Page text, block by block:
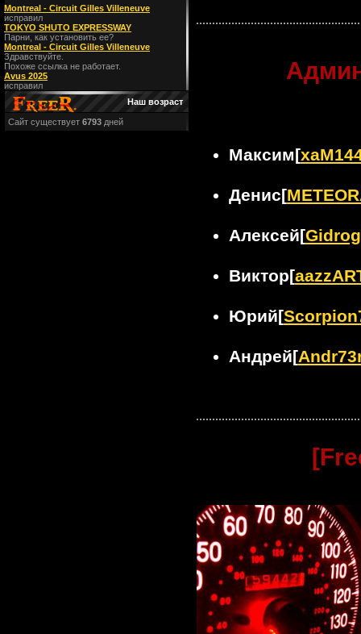
Montreal - Circuit Gilles Villeneuve
исправил
TOKYO SHUTO EXPRESSWAY
Парни, как установить ее?
Montreal - Circuit Gilles Villeneuve
Здравствуйте.
Похоже ссылка не работает.
Avus 2025
исправил
Наш возраст
Сайт существует 6793 дней
Максим[
Денис[
Алексей[
Виктор[
Юрий[
Андрей[